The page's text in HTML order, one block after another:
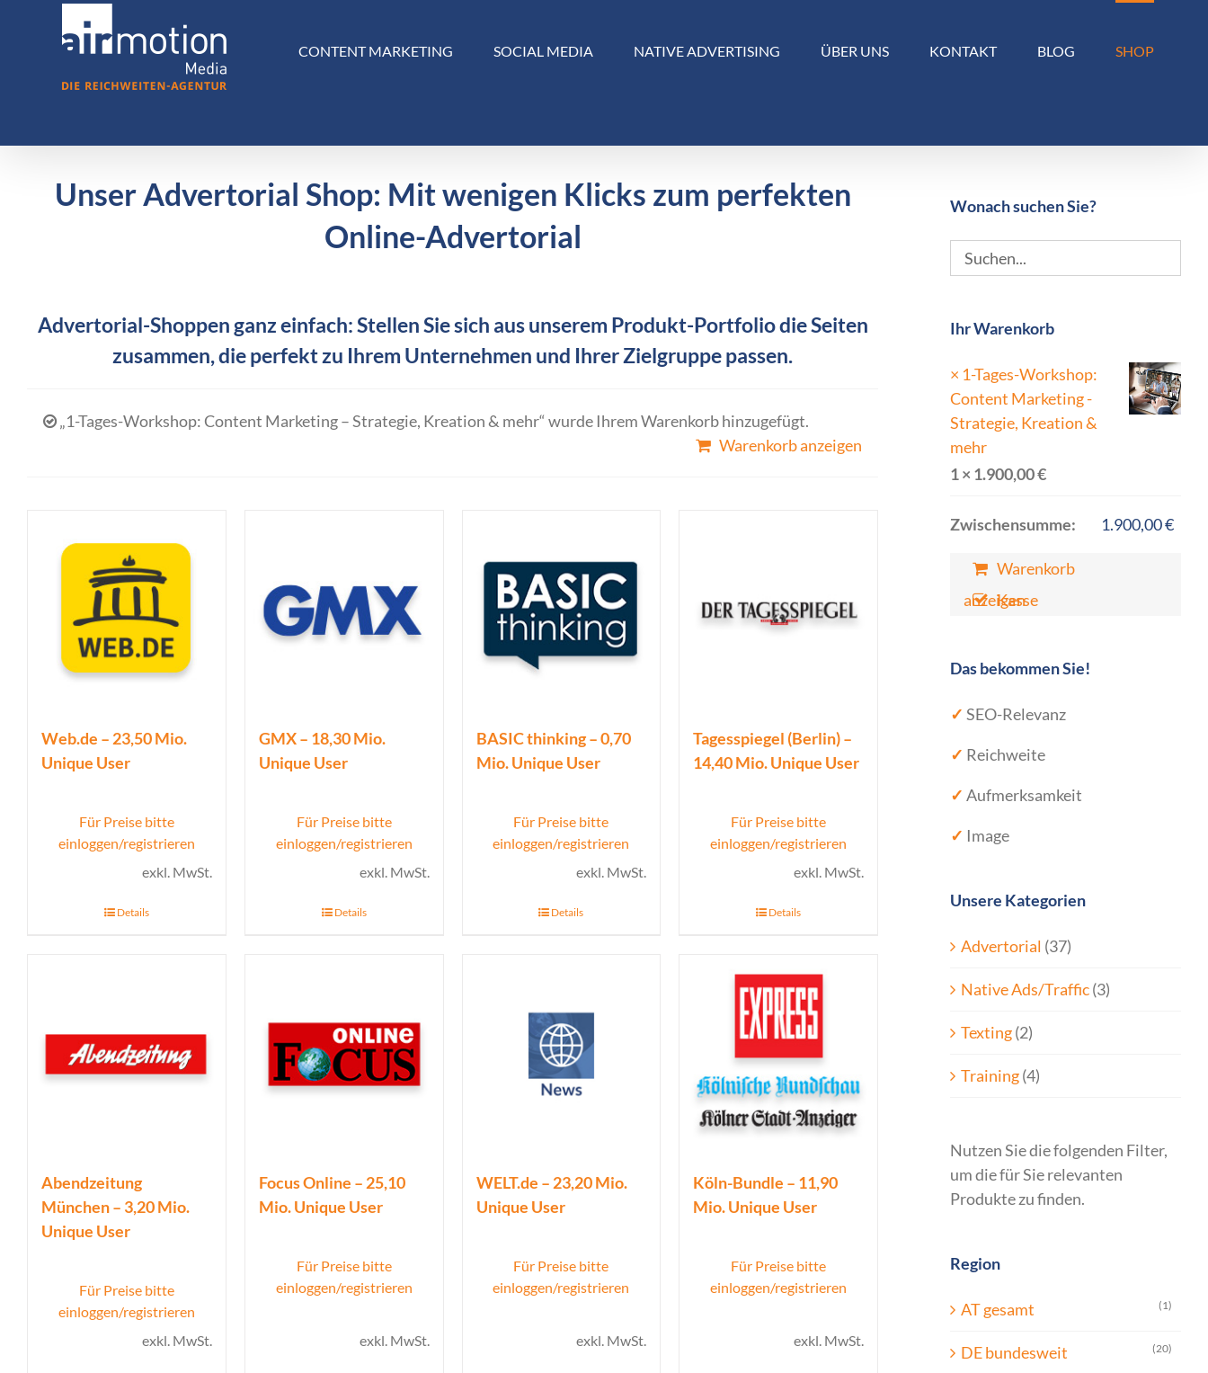
CONTENT MARKETING SOCIAL MEDIA NATIVE ADVERTISING ÜBER UNS KONTAKT BLOG SHOP
Unser Advertorial Shop: Mit wenigen Klicks zum perfekten
Online-Advertorial
Advertorial-Shoppen ganz einfach: Stellen Sie sich aus unserem Produkt-Portfolio die Seiten
zusammen, die perfekt zu Ihrem Unternehmen und Ihrer Zielgruppe passen.
„1-Tages-Workshop: Content Marketing – Strategie, Kreation & mehr“ wurde Ihrem Warenkorb hinzugefügt.
Warenkorb anzeigen
Web.de – 23,50 Mio.
Unique User
Für Preise bitte
einloggen/registrieren
exkl. MwSt.
Details
GMX – 18,30 Mio.
Unique User
Für Preise bitte
einloggen/registrieren
exkl. MwSt.
Details
BASIC thinking – 0,70
Mio. Unique User
Für Preise bitte
einloggen/registrieren
exkl. MwSt.
Details
Tagesspiegel (Berlin) –
14,40 Mio. Unique User
Für Preise bitte
einloggen/registrieren
exkl. MwSt.
Details
Abendzeitung
München – 3,20 Mio.
Unique User
Für Preise bitte
einloggen/registrieren
exkl. MwSt.
Focus Online – 25,10
Mio. Unique User
Für Preise bitte
einloggen/registrieren
exkl. MwSt.
WELT.de – 23,20 Mio.
Unique User
Für Preise bitte
einloggen/registrieren
exkl. MwSt.
Köln-Bundle – 11,90
Mio. Unique User
Für Preise bitte
einloggen/registrieren
exkl. MwSt.
Wonach suchen Sie?
Ihr Warenkorb
× 1-Tages-Workshop:
Content Marketing -
Strategie, Kreation &
mehr
1 × 1.900,00€
Zwischensumme: 1.900,00€
Warenkorb
anzeigen
Kasse
Das bekommen Sie!
✓ SEO-Relevanz
✓ Reichweite
✓ Aufmerksamkeit
✓ Image
Unsere Kategorien
Advertorial (37)
Native Ads/Traffic(3)
Texting(2)
Training(4)
Nutzen Sie die folgenden Filter,
um die für Sie relevanten
Produkte zu finden.
Region
AT gesamt (1)
DE bundesweit (20)